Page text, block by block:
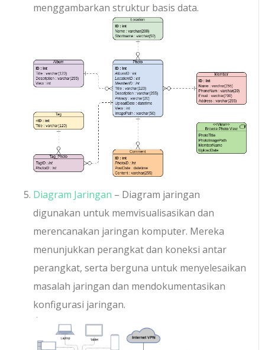
menggambarkan struktur basis data.
Diagram Jaringan – Diagram jaringan
digunakan untuk memvisualisasikan dan
merencanakan jaringan komputer. Mereka
menunjukkan perangkat dan koneksi antar
perangkat, serta berguna untuk menyelesaikan
masalah jaringan dan mendokumentasikan
konfigurasi jaringan.